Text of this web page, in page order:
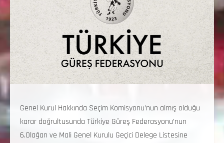
Genel Kurul Hakkında Seçim Komisyonu’nun almış olduğu
karar doğrultusunda Türkiye Güreş Federasyonu’nun
6.Olağan ve Mali Genel Kurulu Geçici Delege Listesine